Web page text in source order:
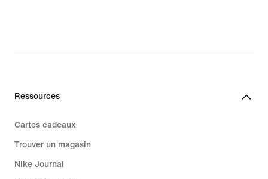
Ressources
Cartes cadeaux
Trouver un magasin
Nike Journal